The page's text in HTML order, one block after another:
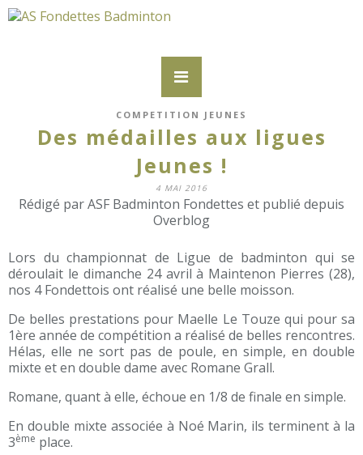
COMPETITION JEUNES
Des médailles aux ligues
Jeunes !
4 MAI 2016
Rédigé par ASF Badminton Fondettes et publié depuis
Overblog
Lors du championnat de Ligue de badminton qui se
déroulait le dimanche 24 avril à Maintenon Pierres (28),
nos 4 Fondettois ont réalisé une belle moisson.
De belles prestations pour Maelle Le Touze qui pour sa
1ère année de compétition a réalisé de belles rencontres.
Hélas, elle ne sort pas de poule, en simple, en double
mixte et en double dame avec Romane Grall.
Romane, quant à elle, échoue en 1/8 de finale en simple.
En double mixte associée à Noé Marin, ils terminent à la
3ème place.